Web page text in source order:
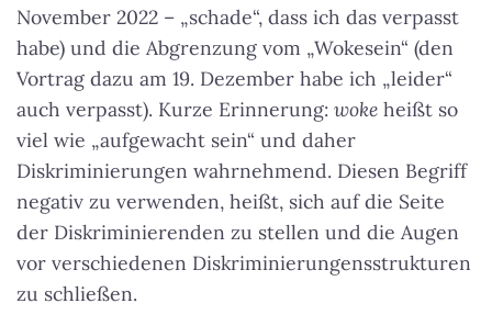
November 2022 – „schade“, dass ich das verpasst
habe) und die Abgrenzung vom „Wokesein“ (den
Vortrag dazu am 19. Dezember habe ich „leider“
auch verpasst). Kurze Erinnerung: woke heißt so
viel wie „aufgewacht sein“ und daher
Diskriminierungen wahrnehmend. Diesen Begriff
negativ zu verwenden, heißt, sich auf die Seite
der Diskriminierenden zu stellen und die Augen
vor verschiedenen Diskriminierungensstrukturen
zu schließen.